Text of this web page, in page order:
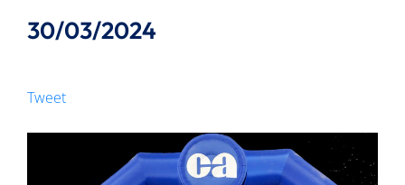
30/03/2024
Tweet